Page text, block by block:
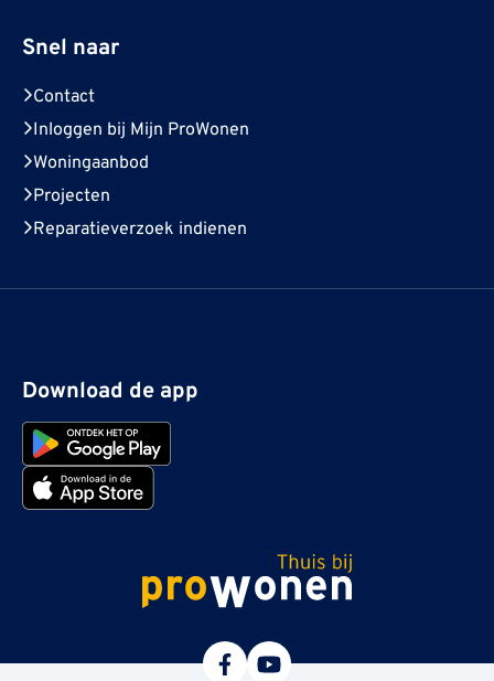
Snel naar
Contact
Inloggen bij Mijn ProWonen
Woningaanbod
Projecten
Reparatieverzoek indienen
Download de app
ProWonen